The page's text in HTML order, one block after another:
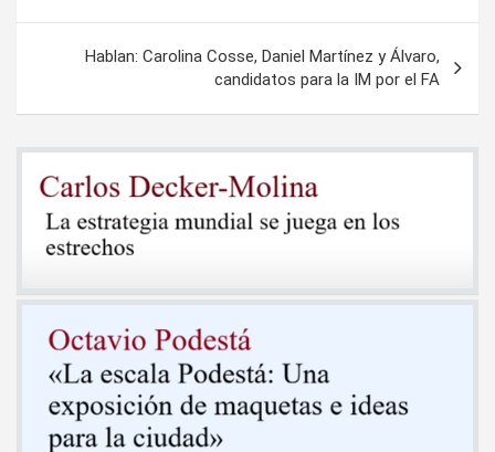
entradasHablan: Carolina Cosse, Daniel Martínez y Álvaro,
candidatos para la IM por el FA